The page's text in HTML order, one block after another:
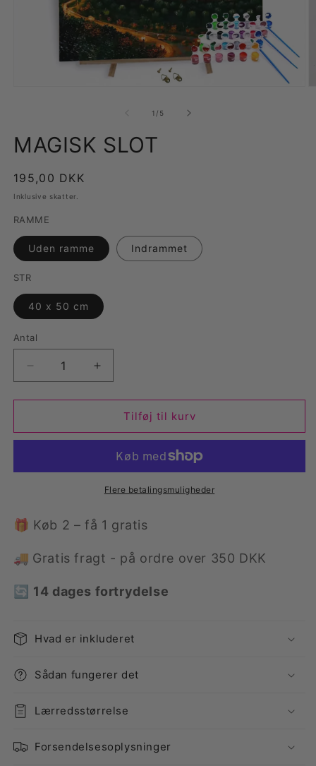
1 /af
5
MAGISK SLOT
Normalpris
195,00 DKK
Inklusive skatter.
RAMME
Uden ramme Indrammet
STR
40 x 50 cm
Antal
Antal
Reducer
antallet
for
SLOT
Øg
antallet
for
MAGISK
SLOT
Tilføj til kurv
Flere betalingsmuligheder
🎁 Køb 2 – få 1 gratis
🚚 Gratis fragt - på ordre over 350 DKK
🔄 14 dages fortrydelse
Hvad er inkluderet
Sådan fungerer det
Lærredsstørrelse
Forsendelsesoplysninger